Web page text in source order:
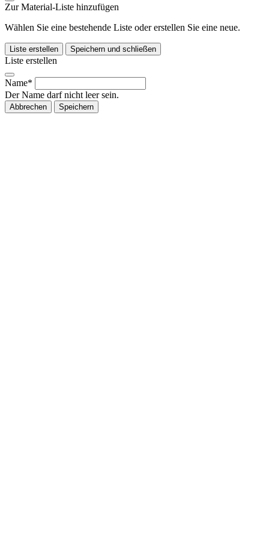
Zur Material-Liste hinzufügen
Wählen Sie eine bestehende Liste oder erstellen Sie eine neue.
Liste erstellen Speichern und schließen
Liste erstellen
Name*
Der Name darf nicht leer sein.
Abbrechen Speichern